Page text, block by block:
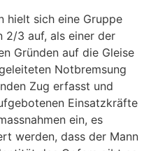
hielt sich eine Gruppe
2/3 auf, als einer der
Gründen auf die Gleise
Notbremsung
Zug erfasst und
Einsatzkräfte
ein, es
werden, dass der Mann